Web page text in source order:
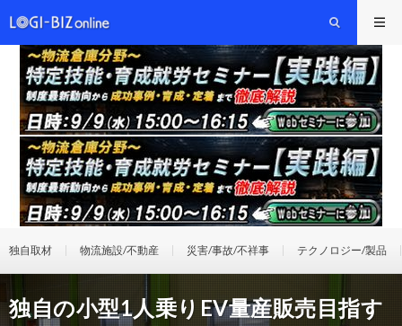
独自取材 物流施設/不動産 災害/事故/不祥事 テクノロジー/製品
独自の小型1人乗りEV量産販売目指す